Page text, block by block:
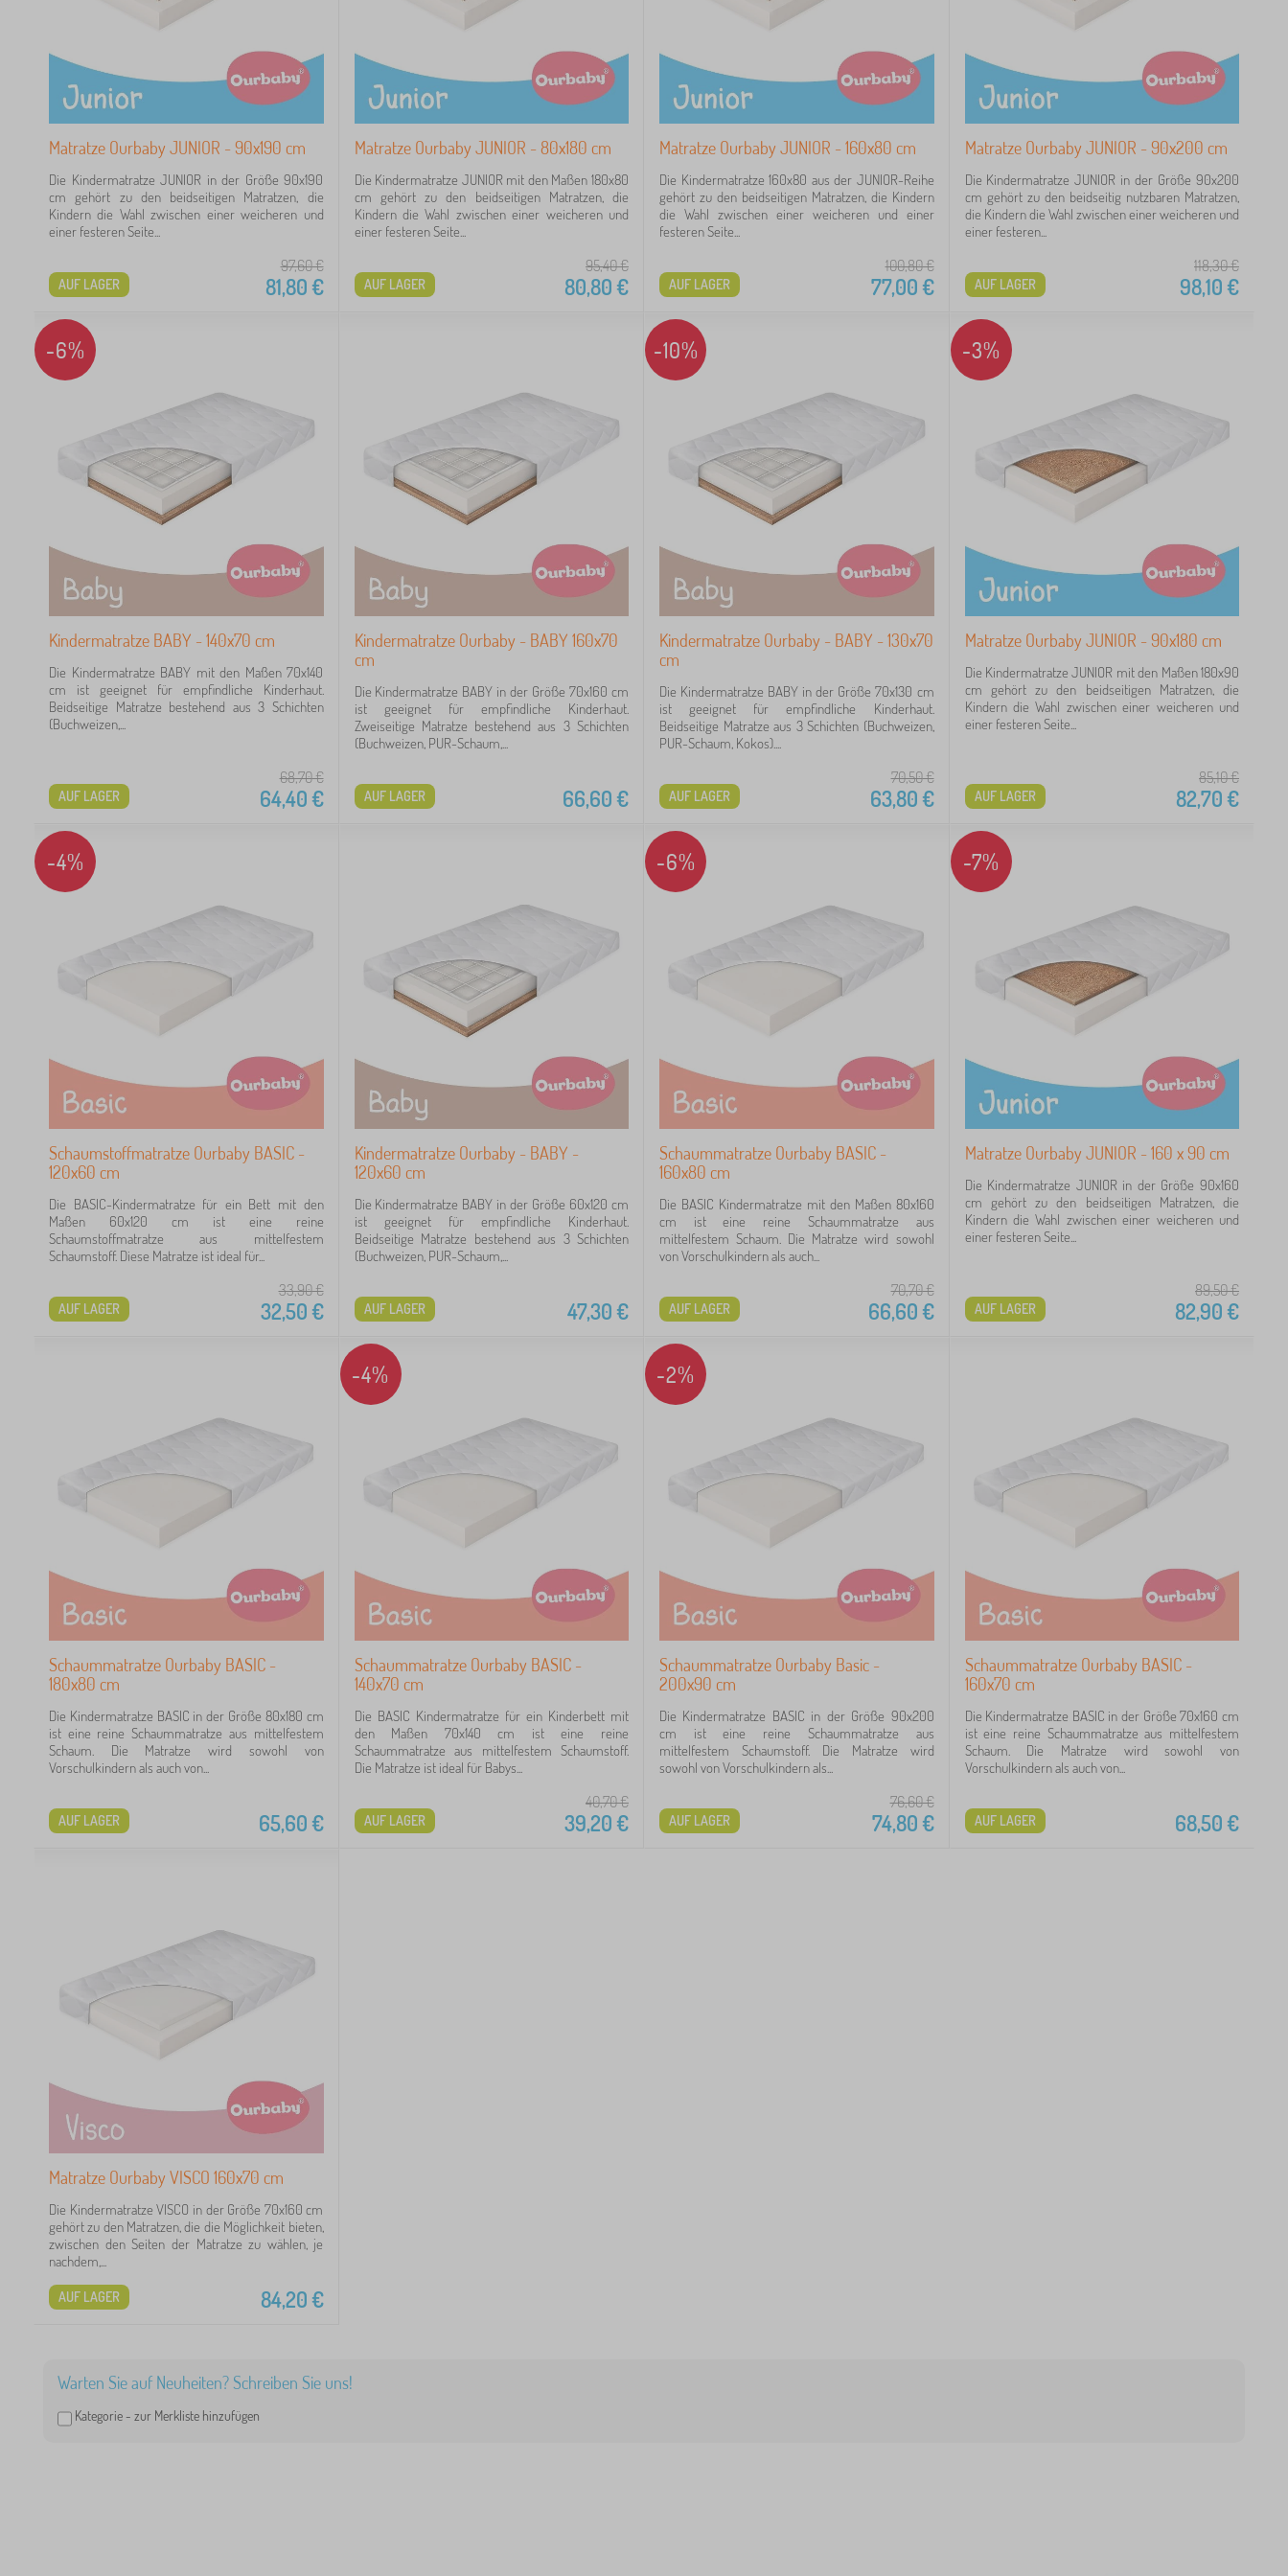
Matratze Ourbaby JUNIOR - 90x190 cm
Die Kindermatratze JUNIOR in der Größe 90x190
cm gehört zu den beidseitigen Matratzen, die
Kindern die Wahl zwischen einer weicheren und
einer festeren Seite...
97,60€
81,80€
AUF LAGER
Matratze Ourbaby JUNIOR - 80x180 cm
Die Kindermatratze JUNIOR mit den Maßen 180x80
cm gehört zu den beidseitigen Matratzen, die
Kindern die Wahl zwischen einer weicheren und
einer festeren Seite...
95,40€
80,80€
AUF LAGER
Matratze Ourbaby JUNIOR - 160x80 cm
Die Kindermatratze 160x80 aus der JUNIOR-Reihe
gehört zu den beidseitigen Matratzen, die Kindern
die Wahl zwischen einer weicheren und einer
festeren Seite...
100,80€
77,00€
AUF LAGER
Matratze Ourbaby JUNIOR - 90x200 cm
Die Kindermatratze JUNIOR in der Größe 90x200
cm gehört zu den beidseitig nutzbaren Matratzen,
die Kindern die Wahl zwischen einer weicheren und
einer festeren...
118,30€
98,10€
AUF LAGER
-6%
Kindermatratze BABY - 140x70 cm
Die Kindermatratze BABY mit den Maßen 70x140
cm ist geeignet für empfindliche Kinderhaut.
Beidseitige Matratze bestehend aus 3 Schichten
(Buchweizen,...
68,70€
64,40€
AUF LAGER
Kindermatratze Ourbaby - BABY 160x70
cm
Die Kindermatratze BABY in der Größe 70x160 cm
ist geeignet für empfindliche Kinderhaut.
Zweiseitige Matratze bestehend aus 3 Schichten
(Buchweizen, PUR-Schaum,...
66,60€
AUF LAGER
-10%
Kindermatratze Ourbaby - BABY - 130x70
cm
Die Kindermatratze BABY in der Größe 70x130 cm
ist geeignet für empfindliche Kinderhaut.
Beidseitige Matratze aus 3 Schichten (Buchweizen,
PUR-Schaum, Kokos)....
70,50€
63,80€
AUF LAGER
-3%
Matratze Ourbaby JUNIOR - 90x180 cm
Die Kindermatratze JUNIOR mit den Maßen 180x90
cm gehört zu den beidseitigen Matratzen, die
Kindern die Wahl zwischen einer weicheren und
einer festeren Seite...
85,10€
82,70€
AUF LAGER
-4%
Schaumstoffmatratze Ourbaby BASIC -
120x60 cm
Die BASIC-Kindermatratze für ein Bett mit den
Maßen 60x120 cm ist eine reine
Schaumstoffmatratze aus mittelfestem
Schaumstoff. Diese Matratze ist ideal für...
33,90€
32,50€
AUF LAGER
Kindermatratze Ourbaby - BABY -
120x60 cm
Die Kindermatratze BABY in der Größe 60x120 cm
ist geeignet für empfindliche Kinderhaut.
Beidseitige Matratze bestehend aus 3 Schichten
(Buchweizen, PUR-Schaum,...
47,30€
AUF LAGER
-6%
Schaummatratze Ourbaby BASIC -
160x80 cm
Die BASIC Kindermatratze mit den Maßen 80x160
cm ist eine reine Schaummatratze aus
mittelfestem Schaum. Die Matratze wird sowohl
von Vorschulkindern als auch...
70,70€
66,60€
AUF LAGER
-7%
Matratze Ourbaby JUNIOR - 160 x 90 cm
Die Kindermatratze JUNIOR in der Größe 90x160
cm gehört zu den beidseitigen Matratzen, die
Kindern die Wahl zwischen einer weicheren und
einer festeren Seite...
89,50€
82,90€
AUF LAGER
Schaummatratze Ourbaby BASIC -
180x80 cm
Die Kindermatratze BASIC in der Größe 80x180 cm
ist eine reine Schaummatratze aus mittelfestem
Schaum. Die Matratze wird sowohl von
Vorschulkindern als auch von...
65,60€
AUF LAGER
-4%
Schaummatratze Ourbaby BASIC -
140x70 cm
Die BASIC Kindermatratze für ein Kinderbett mit
den Maßen 70x140 cm ist eine reine
Schaummatratze aus mittelfestem Schaumstoff.
Die Matratze ist ideal für Babys...
40,70€
39,20€
AUF LAGER
-2%
Schaummatratze Ourbaby Basic -
200x90 cm
Die Kindermatratze BASIC in der Größe 90x200
cm ist eine reine Schaummatratze aus
mittelfestem Schaumstoff. Die Matratze wird
sowohl von Vorschulkindern als...
76,60€
74,80€
AUF LAGER
Schaummatratze Ourbaby BASIC -
160x70 cm
Die Kindermatratze BASIC in der Größe 70x160 cm
ist eine reine Schaummatratze aus mittelfestem
Schaum. Die Matratze wird sowohl von
Vorschulkindern als auch von...
68,50€
AUF LAGER
Matratze Ourbaby VISCO 160x70 cm
Die Kindermatratze VISCO in der Größe 70x160 cm
gehört zu den Matratzen, die die Möglichkeit bieten,
zwischen den Seiten der Matratze zu wählen, je
nachdem,...
84,20€
AUF LAGER
Warten Sie auf Neuheiten? Schreiben Sie uns!
Kategorie - zur Merkliste hinzufügen